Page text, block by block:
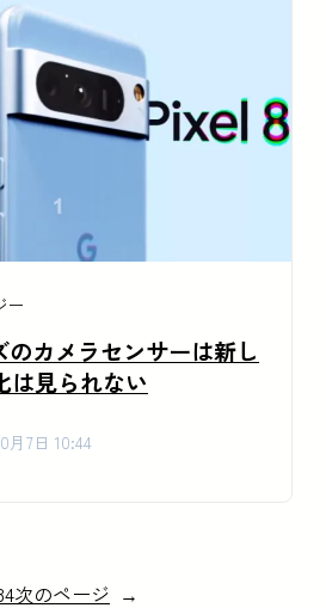
ー
のカメラセンサーは新し
は見られない
月7日 10:44
4次のページ →